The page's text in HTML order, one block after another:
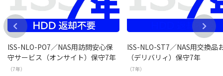
ISS-NLO-PO7／NAS用訪問安心保
守サービス（オンサイト）保守7年
（7年）
ISS-NLO-ST7／NAS用交換品
（デリバリィ）保守7年
（7年）